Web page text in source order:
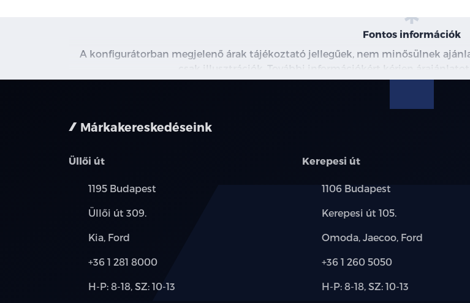
Fontos információk
A konfigurátorban megjelenő árak tájékoztató jellegűek, nem minősülnek
csak illusztrációk. További információkért kérjen
Márkakereskedéseink
Üllői út
Település:
1195 Budapest
Cím:
Üllői út 309.
Márkák:
Kia, Ford
Telefon:
+36 1 281 8000
Új-
H-P: 8-18, SZ: 10-13
Kerepesi út
Település:
1106 Budapest
Cím:
Kerepesi út 105.
Márkák:
Omoda, Jaecoo, Ford
Telefon:
+36 1 260 5050
Új-
H-P: 8-18, SZ: 10-13